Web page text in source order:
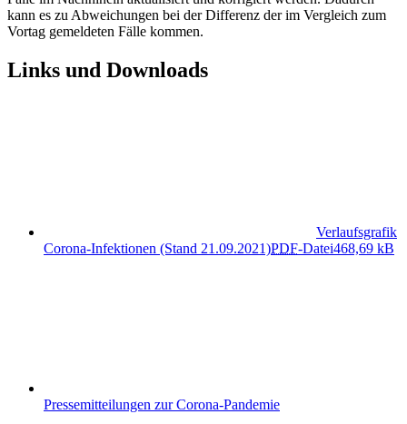
kann es zu Abweichungen bei der Differenz der im Vergleich zum
Vortag gemeldeten Fälle kommen.
Links und Downloads
Verlaufsgrafik
Corona-Infektionen (Stand 21.09.2021)PDF-Datei468,69 kB
Pressemitteilungen zur Corona-Pandemie